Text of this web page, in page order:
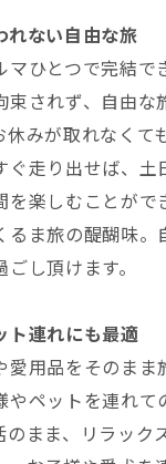
れない自由な旅
マひとつで完結で
束されず、自由な
みが取れなくて
ぐ走り出せば、土
を楽しむことがで
るま旅の醍醐味。
し頂けます。
ト連れにも最適
愛用品をそのまま
やペットを連れて
のまま、リラック